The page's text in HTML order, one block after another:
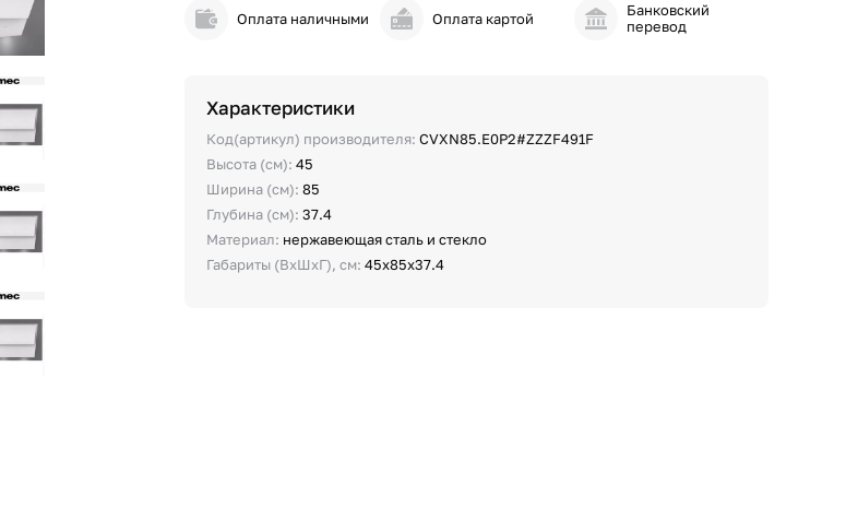
Оплата наличными Оплата картой
Банковский
перевод
Характеристики
Код(артикул) производителя:CVXN85.E0P2#ZZZF491F
Высота (см):45
Ширина (см):85
Глубина (см):37.4
Материал: нержавеющая сталь и стекло
Габариты (ВхШхГ), см:45x85x37.4